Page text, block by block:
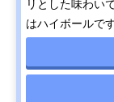
リとした味わい
はハイボールです